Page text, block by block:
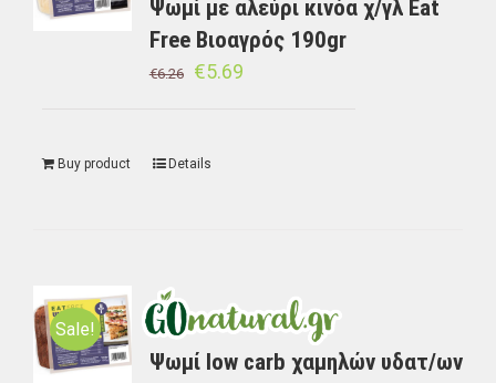
Ψωμί με αλεύρι κινόα χ/γλ Eat
Free Βιοαγρός 190gr
€6.26 €5.69
Buy product Details
Sale!
Ψωμί low carb χαμηλών υδατ/ων